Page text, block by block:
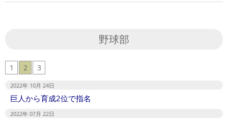
野球部
1 2 3
2022年 10月 24日
巨人から育成2位で指名
2022年 07月 22日